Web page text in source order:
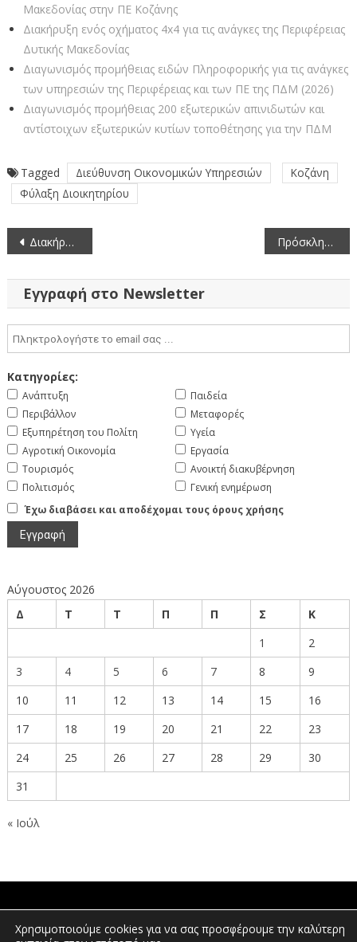
Μακεδονίας στην ΠΕ Κοζάνης
Διακήρυξη ενός οχήματος 4x4 για τις ανάγκες της Περιφέρειας
Δυτικής Μακεδονίας
Διαγωνισμός προμήθειας ειδών Πληροφορικής για τις ανάγκες
των υπηρεσιών της Περιφέρειας και των ΠΕ της ΠΔΜ (2026)
Διαγωνισμός προμήθειας 200 εξωτερικών απινιδωτών και
αντίστοιχων εξωτερικών κυτίων τοποθέτησης για την ΠΔΜ
Tagged Διεύθυνση Οικονομικών Υπηρεσιών
Κοζάνη
Φύλαξη Διοικητηρίου
Πλοήγηση
άρθρων
Διακήρυξη κατασκευής έργου: Συντήρηση Οδικού Τμήματος Αγ. Παρασκευή – Νίκη ΠΕ Φλώρινας Πρόσκληση στην Γ’ Ειδική Συνεδρίαση Λογοδοσίας του Περιφερειακού Συμβουλίου Δυτικής Μακεδονίας έτους 2026
Εγγραφή στο Newsletter
Κατηγορίες:
Ανάπτυξη
Περιβάλλον
Εξυπηρέτηση του Πολίτη
Αγροτική Οικονομία
Τουρισμός
Πολιτισμός
Παιδεία
Μεταφορές
Υγεία
Εργασία
Ανοικτή διακυβέρνηση
Γενική ενημέρωση
Έχω διαβάσει και αποδέχομαι τους όρους χρήσης
Αύγουστος 2026
Δ
Τ Τ Π Π Σ
Κ
1
2
3
4 5 6 7 8
9
10
11 12 13 14 15
16
17
18 19 20 21 22
23
24
25 26 27 28 29
30
31
« Ιούλ
ΠΟΛΙΤΕΣ
Χρησιμοποιούμε cookies για να σας προσφέρουμε την καλύτερη